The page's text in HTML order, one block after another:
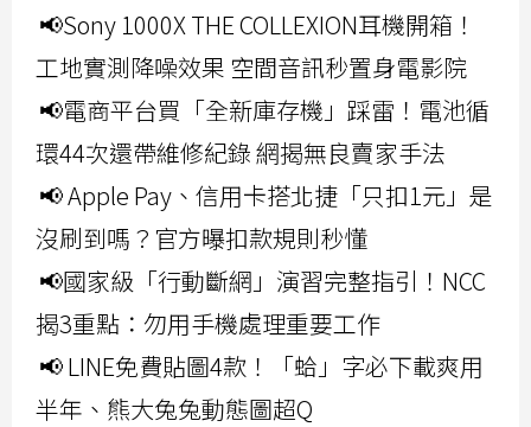
📢Sony 1000X THE COLLEXION耳機開箱！
工地實測降噪效果 空間音訊秒置身電影院
📢電商平台買「全新庫存機」踩雷！電池循
環44次還帶維修紀錄 網揭無良賣家手法
📢 Apple Pay、信用卡搭北捷「只扣1元」是
沒刷到嗎？官方曝扣款規則秒懂
📢國家級「行動斷網」演習完整指引！NCC
揭3重點：勿用手機處理重要工作
📢 LINE免費貼圖4款！「蛤」字必下載爽用
半年、熊大兔兔動態圖超Q